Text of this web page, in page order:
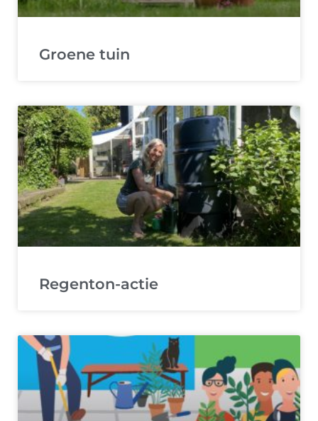
Groene tuin
Regenton-actie